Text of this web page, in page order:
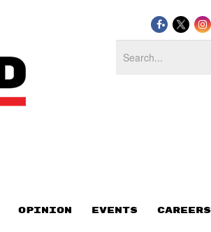
OPINION EVENTS CAREERS